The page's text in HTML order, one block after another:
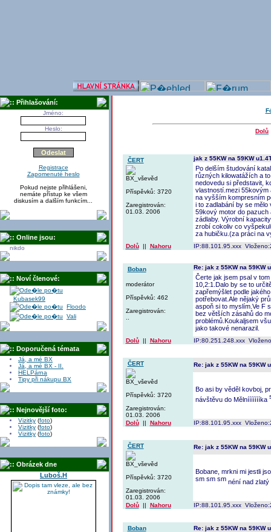
:: Přihlašování:
Jméno:
Heslo:
Registrace
Zapomenuté heslo
Pokud nejste přihlášeni,
nemáte přístup ke všem
diskusím a dalším funkcím...
:: Online jsou:
nikdo
:: Noví členové:
Kubasek99
Floodo
Vali
:: Doporučená témata
Já, a mé BX
Já, a mé BX - II.
HELPárna
Tipy při nákupu BX
:: Nejnovější foto:
Vizitky (foto)
Vizitky (foto)
Vizitky (foto)
:: Obrázek dne
Luboš.H
Dolů
ČERT
BX_vševěd
Příspěvků: 3720
Zaregistrován:
01.03. 2006
jak z 55KW na 59KW
Po delším študování
různých kilowatážích a
nedovedu si představit,
vlastností.mezi 55kovým
na vyšším kompresním
i to zadlabání by se
59kový motor do pazuch
zádlaby. Výrobní
zrobí cokoliv co
za hubičku.(za práci na
Dolů|| Nahoru IP:88.101.95.xxx
Boban
moderátor
Příspěvků: 462
Zaregistrován:
Re: jak z 55KW na 59KW
Čerte jak jsem psal v
10,2:1.Dalo by se to
zapřemýšlet podle
potřebovat.Ale nějaký
aspoň si to myslím.Ve F
bez větších zásahů do
problémů.Koukaljsem
jako takové nenarazil.
Dolů|| Nahoru IP:80.251.248.xxx
ČERT
BX_vševěd
Příspěvků: 3720
Zaregistrován:
01.03. 2006
Re: jak z 55KW na 59KW
Bo asi by věděl kovboj,
návštěvu do Mělníííííííka
Dolů|| Nahoru IP:88.101.95.xxx
ČERT
BX_vševěd
Příspěvků: 3720
Zaregistrován:
01.03. 2006
Re: jak z 55KW na 59KW
Bobane, mrkni mi jestli
néní nad zlatý
Dolů|| Nahoru IP:88.101.95.xxx
Boban Re: jak z 55KW na 59KW